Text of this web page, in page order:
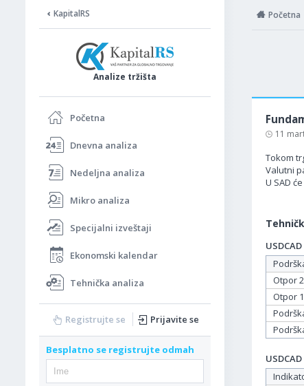
KapitalRS
Analize tržišta
Početna
Dnevna analiza
Nedeljna analiza
Mikro analiza
Specijalni izveštaji
Ekonomski kalendar
Tehnička analiza
Registrujte se Prijavite se
Besplatno se registrujte odmah
Početna
11
Tokom
Valutni
U SAD
Otpor 2
Otpor 1